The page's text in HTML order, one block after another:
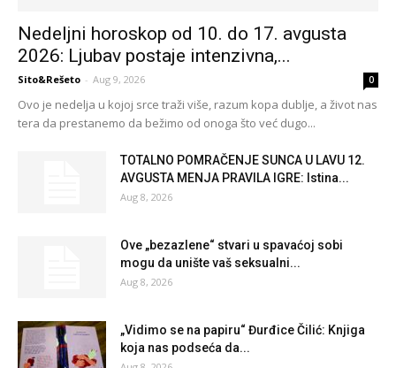
Nedeljni horoskop od 10. do 17. avgusta
2026: Ljubav postaje intenzivna,...
Sito&Rešeto - Aug 9, 2026 0
Ovo je nedelja u kojoj srce traži više, razum kopa dublje, a život nas
tera da prestanemo da bežimo od onoga što već dugo...
TOTALNO POMRAČENJE SUNCA U LAVU 12.
AVGUSTA MENJA PRAVILA IGRE: Istina...
Aug 8, 2026
Ove „bezazlene“ stvari u spavaćoj sobi
mogu da unište vaš seksualni...
Aug 8, 2026
„Vidimo se na papiru“ Đurđice Čilić: Knjiga
koja nas podseća da...